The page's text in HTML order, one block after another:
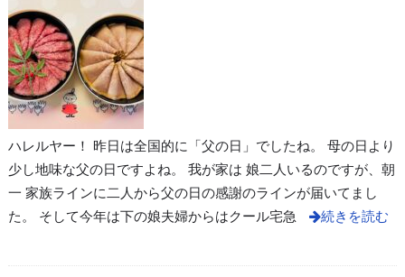
ハレルヤー！ 昨日は全国的に「父の日」でしたね。 母の日より
少し地味な父の日ですよね。 我が家は 娘二人いるのですが、朝
一 家族ラインに二人から父の日の感謝のラインが届いてまし
た。 そして今年は下の娘夫婦からはクール宅急
続きを読む